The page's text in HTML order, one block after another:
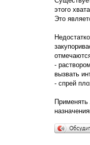
этого
Это
-
вызвать
- спрей